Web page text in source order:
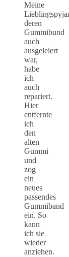
Meine
deren
Gummibund
auch
ausgeleiert
war,
habe
ich
auch
repariert.
Hier
entfernte
ich
den
alten
Gummi
und
zog
ein
neues
passendes
Gummiband
ein. So
kann
ich sie
wieder
anziehen.